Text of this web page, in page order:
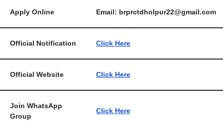
Apply Online Email: brprctdholpur22@gmail.com
Official Notification Click Here
Official Website Click Here
Join WhatsApp
Group
Click Here